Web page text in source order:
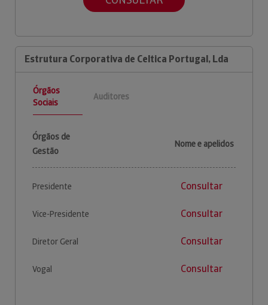
Estrutura Corporativa de Celtica Portugal, Lda
Órgãos
Sociais
Auditores
Órgãos de
Gestão
Nome e apelidos
Presidente Consultar
Vice-Presidente Consultar
Diretor Geral Consultar
Vogal Consultar